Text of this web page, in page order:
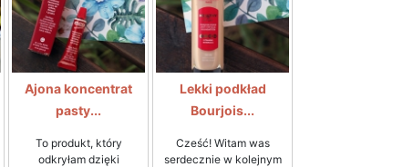
Ajona koncentrat
pasty...
To produkt, który
odkryłam dzięki
Lekki podkład
Bourjois...
Cześć! Witam was
serdecznie w kolejnym